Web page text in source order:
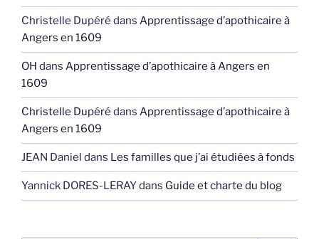
Christelle Dupéré dans Apprentissage d’apothicaire à
Angers en 1609
OH dans Apprentissage d’apothicaire à Angers en
1609
Christelle Dupéré dans Apprentissage d’apothicaire à
Angers en 1609
JEAN Daniel dans Les familles que j’ai étudiées à fonds
Yannick DORES-LERAYdans Guide et charte du blog